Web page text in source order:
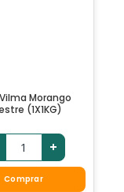
Morango
(1X1KG)
+
Comprar